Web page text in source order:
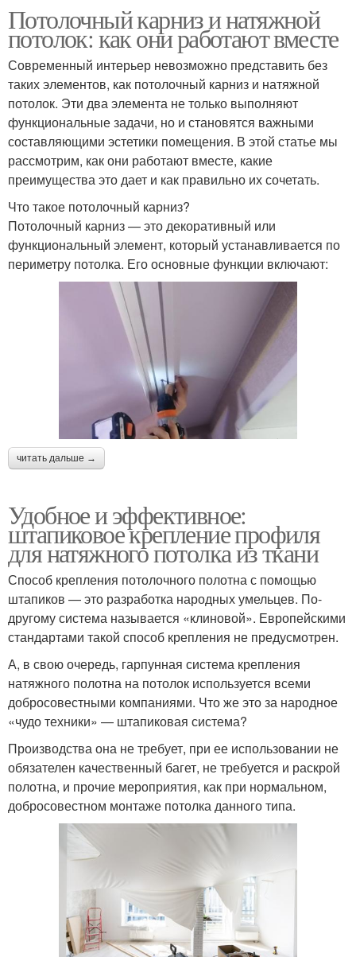
Потолочный карниз и натяжной
потолок: как они работают вместе
Современный интерьер невозможно представить без
таких элементов, как потолочный карниз и натяжной
потолок. Эти два элемента не только выполняют
функциональные задачи, но и становятся важными
составляющими эстетики помещения. В этой статье мы
рассмотрим, как они работают вместе, какие
преимущества это дает и как правильно их сочетать.
Что такое потолочный карниз?
Потолочный карниз — это декоративный или
функциональный элемент, который устанавливается по
периметру потолка. Его основные функции включают:
читать дальше →
Удобное и эффективное:
штапиковое крепление профиля
для натяжного потолка из ткани
Способ крепления потолочного полотна с помощью
штапиков — это разработка народных умельцев. По-
другому система называется «клиновой». Европейскими
стандартами такой способ крепления не предусмотрен.
А, в свою очередь, гарпунная система крепления
натяжного полотна на потолок используется всеми
добросовестными компаниями. Что же это за народное
«чудо техники» — штапиковая система?
Производства она не требует, при ее использовании не
обязателен качественный багет, не требуется и раскрой
полотна, и прочие мероприятия, как при нормальном,
добросовестном монтаже потолка данного типа.